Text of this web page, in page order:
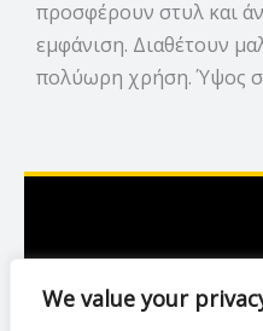
We value your
προσφέρουν στυλ και
εμφάνιση. Διαθέτουν
πολύωρη χρήση. Ύψος